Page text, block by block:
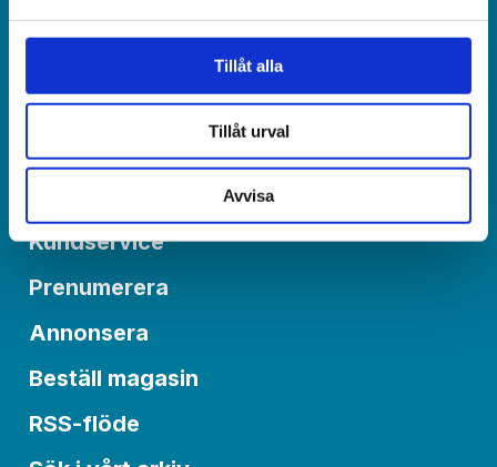
Tillåt alla
Tillåt urval
Avvisa
Världen idag, Box 6015
550 06 Jönköping
Kundservice
Prenumerera
Annonsera
Beställ magasin
RSS-flöde